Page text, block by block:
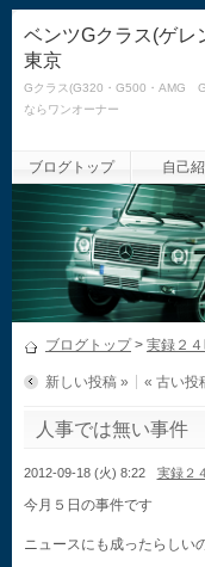
ベンツGクラス(ゲレ
東京
Gクラス(G320・G500・AMG
ならワンオーナー
ブログトップ 自己
ブログトップ> 実録２
新しい投稿 » « 古い投
人事では無い事件
2012-09-18 (火) 8:22 実録２
今月５日の事件です
ニュースにも成ったらしい